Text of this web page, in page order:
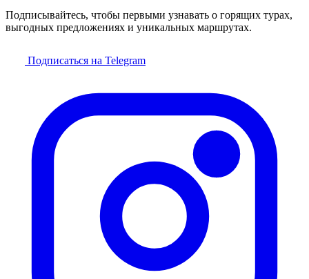
Подписывайтесь, чтобы первыми узнавать о горящих турах,
выгодных предложениях и уникальных маршрутах.
Подписаться на Telegram